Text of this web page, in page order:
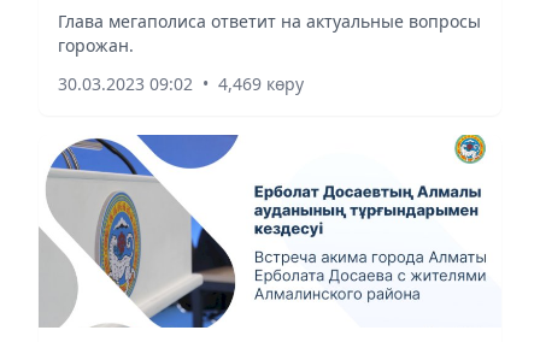
Глава мегаполиса ответит на актуальные вопросы
горожан.
30.03.2023 09:02 • 4,469 көру